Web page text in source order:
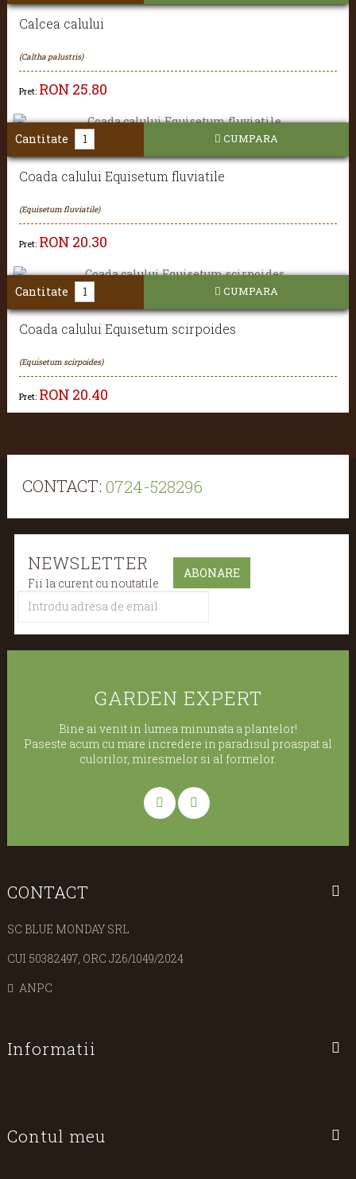
Calcea calului
(Caltha palustris)
Pret: RON 25.80
Coada calului Equisetum fluviatile
(Equisetum fluviatile)
Pret: RON 20.30
Cantitate CUMPARA
Coada calului Equisetum scirpoides
(Equisetum scirpoides)
Pret: RON 20.40
Cantitate CUMPARA
CONTACT: 0724-528296
NEWSLETTER
Fii la curent cu noutatile
GARDEN EXPERT
Bine ai venit in lumea minunata a plantelor!
Paseste acum cu mare incredere in paradisul proaspat al
culorilor, miresmelor si al formelor.
CONTACT
SC BLUE MONDAY SRL
CUI 50382497, ORC J26/1049/2024
ANPC
Informatii
Contul meu